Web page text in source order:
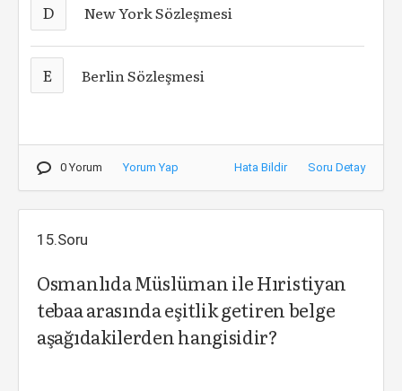
D New York Sözleşmesi
E Berlin Sözleşmesi
0 Yorum Yorum Yap Hata Bildir Soru Detay
15.Soru
Osmanlıda Müslüman ile Hıristiyan
tebaa arasında eşitlik getiren belge
aşağıdakilerden hangisidir?